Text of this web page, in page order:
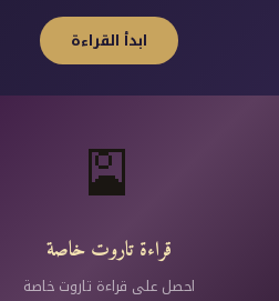
ابدأ القراءة
🎴
قراءة تاروت خاصة
احصل على قراءة تاروت خاصة